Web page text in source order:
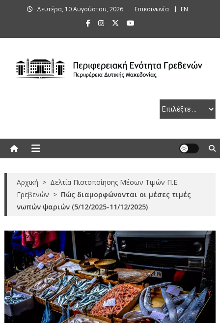
Δευτέρα, 10 Αυγούστου, 2026 Επικοινωνία ΕΝ
Αρχική > Δελτία Πιστοποίησης Μέσων Τιμών Π.Ε.
Γρεβενών > Πώς διαμορφώνονται οι μέσες τιμές
νωπών ψαριών (5/12/2025-11/12/2025)